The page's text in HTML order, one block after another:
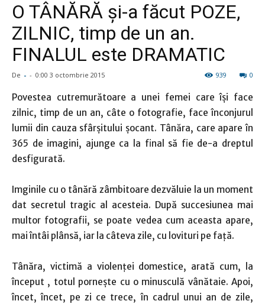
O TÂNĂRĂ şi-a făcut POZE,
ZILNIC, timp de un an.
FINALUL este DRAMATIC
De - - 0:00 3 octombrie 2015 0
939
Povestea cutremurătoare a unei femei care îşi face
zilnic, timp de un an, câte o fotografie, face înconjurul
lumii din cauza sfârşitului şocant. Tânăra, care apare în
365 de imagini, ajunge ca la final să fie de-a dreptul
desfigurată.
Imginile cu o tânără zâmbitoare dezvăluie la un moment
dat secretul tragic al acesteia. După succesiunea mai
multor fotografii, se poate vedea cum aceasta apare,
mai întâi plânsă, iar la câteva zile, cu lovituri pe faţă.
Tânăra, victimă a violenţei domestice, arată cum, la
început , totul porneşte cu o minusculă vânătaie. Apoi,
încet, încet, pe zi ce trece, în cadrul unui an de zile,